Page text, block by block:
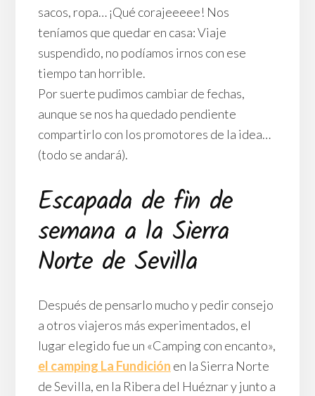
sacos, ropa… ¡Qué corajeeeee! Nos
teníamos que quedar en casa: Viaje
suspendido, no podíamos irnos con ese
tiempo tan horrible.
Por suerte pudimos cambiar de fechas,
aunque se nos ha quedado pendiente
compartirlo con los promotores de la idea…
(todo se andará).
Escapada de fin de
semana a la Sierra
Norte de Sevilla
Después de pensarlo mucho y pedir consejo
a otros viajeros más experimentados, el
lugar elegido fue un «Camping con encanto»,
el camping La Fundición en la Sierra Norte
de Sevilla, en la Ribera del Huéznar y junto a